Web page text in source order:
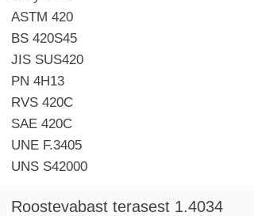
ASTM 420
BS 420S45
JIS SUS420
PN 4H13
RVS 420C
SAE 420C
UNE F.3405
UNS S42000
Roostevabast terasest 1.4034